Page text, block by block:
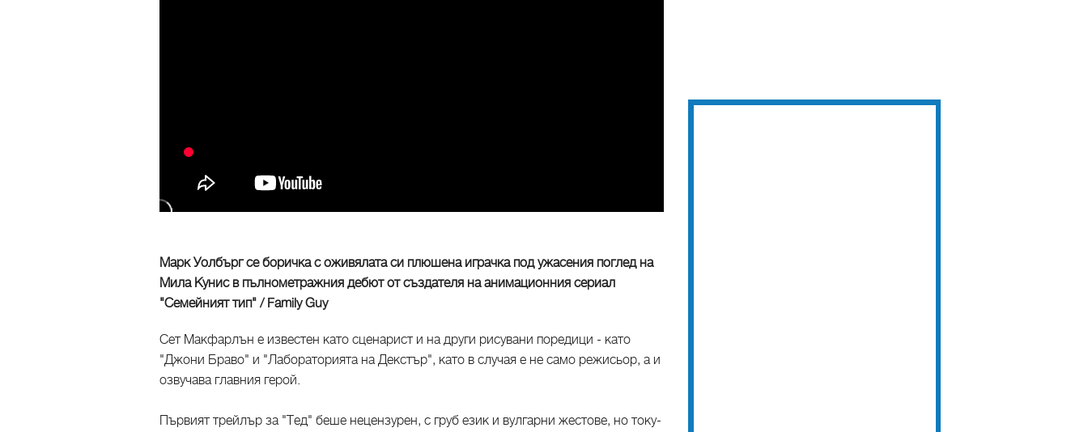
Марк Уолбърг се боричка с оживялата си плюшена играчка под ужасения поглед на
Мила Кунис в пълнометражния дебют от създателя на анимационния сериал
"Семейният тип" / Family Guy
Сет Макфарлън е известен като сценарист и на други рисувани поредици - като
"Джони Браво" и "Лабораторията на Декстър", като в случая е не само режисьор, а и
озвучава главния герой.
Първият трейлър за "Тед" беше нецензурен, с груб език и вулгарни жестове, но току-